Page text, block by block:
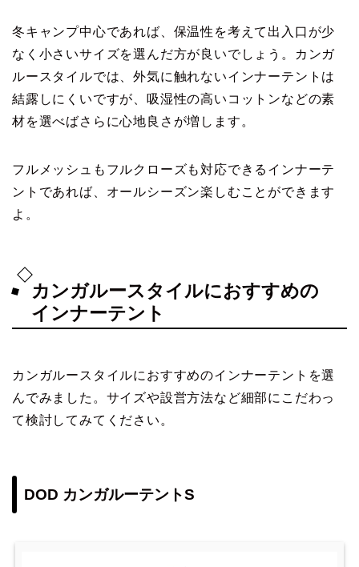
冬キャンプ中心であれば、保温性を考えて出入口が少
なく小さいサイズを選んだ方が良いでしょう。カンガ
ルースタイルでは、外気に触れないインナーテントは
結露しにくいですが、吸湿性の高いコットンなどの素
材を選べばさらに心地良さが増します。
フルメッシュもフルクローズも対応できるインナーテ
ントであれば、オールシーズン楽しむことができます
よ。
カンガルースタイルにおすすめの
インナーテント
カンガルースタイルにおすすめのインナーテントを選
んでみました。サイズや設営方法など細部にこだわっ
て検討してみてください。
DOD カンガルーテントS